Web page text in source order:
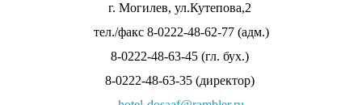
г. Могилев, ул.Кутепова,2
тел./факс 8-0222-48-62-77 (адм.)
8-0222-48-63-45 (гл. бух.)
8-0222-48-63-35 (директор)